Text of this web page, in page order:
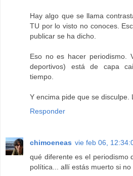
Hay algo que se llama
TU por lo visto no conoces.
publicar se ha dicho.
Eso no es hacer periodismo.
deportivos) está de capa
tiempo.
Y encima pide que se disculpe.
Responder
chimoeneas vie feb 06,
qué diferente es el periodismo
política... allí estás muerto si